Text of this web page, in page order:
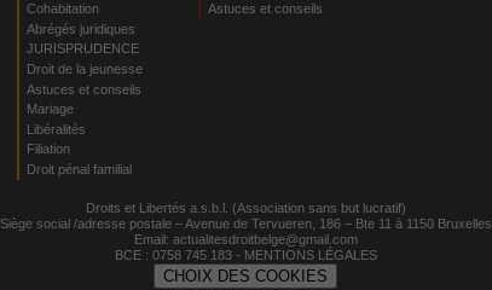
Cohabitation
Abrégés juridiques
JURISPRUDENCE
Droit de la jeunesse
Astuces et conseils
Mariage
Libéralités
Filiation
Droit pénal familial
Astuces et conseils
Droits et Libertés a.s.b.l. (Association sans but lucratif)
Siège social /adresse postale – Avenue de Tervueren, 186 – Bte 11 à 1150 Bruxelles
Email: actualitesdroitbelge@gmail.com
BCE : 0758 745 183 - MENTIONS LÉGALES
CHOIX DES COOKIES